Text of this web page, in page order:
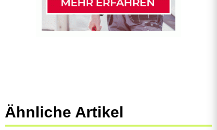
Ähnliche Artikel